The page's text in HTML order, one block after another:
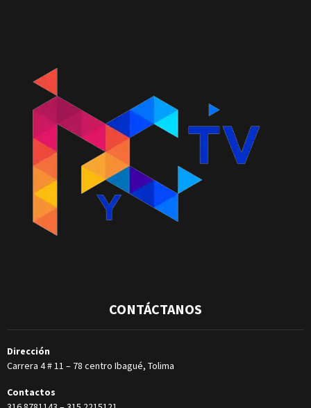
CONTÁCTANOS
Dirección
Carrera 4 # 11 – 78 centro Ibagué, Tolima
Contactos